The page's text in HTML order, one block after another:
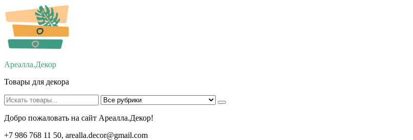
Перейти
к
содержимому
Ареалла.Декор
Товары для декора
Добро пожаловать на сайт Ареалла.Декор!
+7 986 768 11 50, arealla.decor@gmail.com